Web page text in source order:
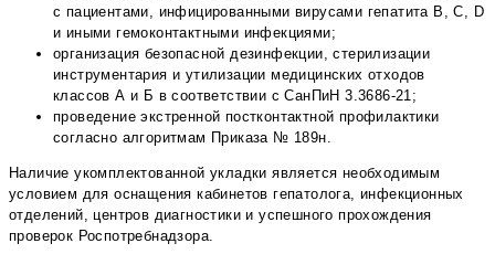
с пациентами, инфицированными вирусами гепатита В, С, D
и иными гемоконтактными инфекциями;
организация безопасной дезинфекции, стерилизации
инструментария и утилизации медицинских отходов
классов А и Б в соответствии с СанПиН 3.3686-21;
проведение экстренной постконтактной профилактики
согласно алгоритмам Приказа № 189н.
Наличие укомплектованной укладки является необходимым
условием для оснащения кабинетов гепатолога, инфекционных
отделений, центров диагностики и успешного прохождения
проверок Роспотребнадзора.